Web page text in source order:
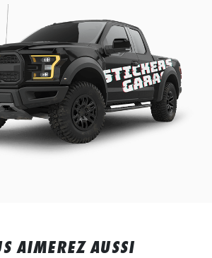
AIMEREZ AUSSI